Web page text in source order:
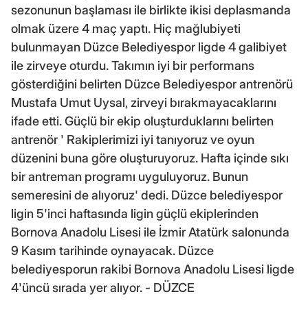
sezonunun başlaması ile birlikte ikisi deplasmanda
olmak üzere 4 maç yaptı. Hiç mağlubiyeti
bulunmayan Düzce Belediyespor ligde 4 galibiyet
ile zirveye oturdu. Takımın iyi bir performans
gösterdiğini belirten Düzce Belediyespor antrenörü
Mustafa Umut Uysal, zirveyi bırakmayacaklarını
ifade etti. Güçlü bir ekip oluşturduklarını belirten
antrenör ' Rakiplerimizi iyi tanıyoruz ve oyun
düzenini buna göre oluşturuyoruz. Hafta içinde sıkı
bir antreman programı uyguluyoruz. Bunun
semeresini de alıyoruz' dedi. Düzce belediyespor
ligin 5'inci haftasında ligin güçlü ekiplerinden
Bornova Anadolu Lisesi ile İzmir Atatürk salonunda
9 Kasım tarihinde oynayacak. Düzce
belediyesporun rakibi Bornova Anadolu Lisesi ligde
4'üncü sırada yer alıyor. - DÜZCE